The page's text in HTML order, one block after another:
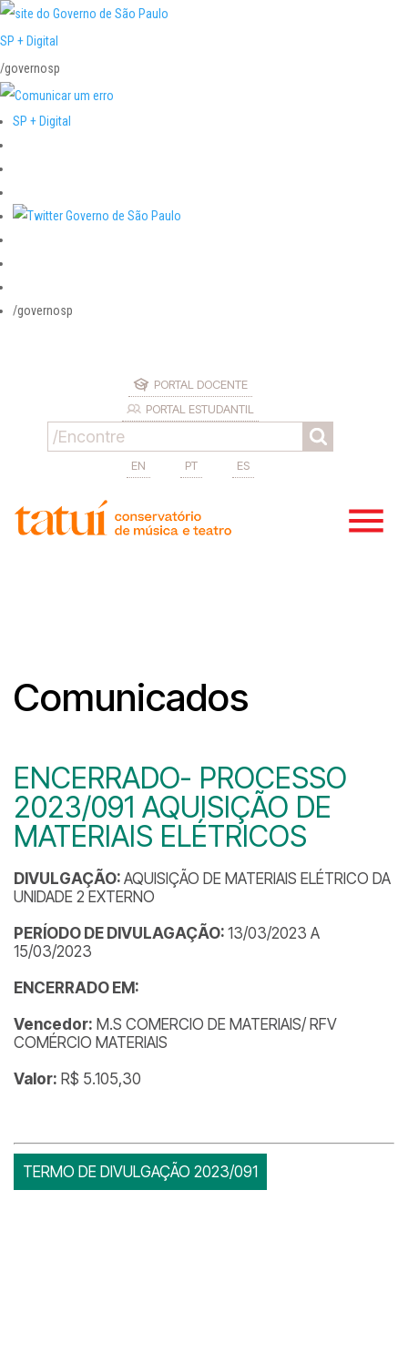
SP + Digital
/governosp
SP + Digital
/governosp
PORTAL DOCENTE
PORTAL ESTUDANTIL
EN PT ES
Comunicados
ENCERRADO- PROCESSO
2023/091 AQUISIÇÃO DE
MATERIAIS ELÉTRICOS
DIVULGAÇÃO: AQUISIÇÃO DE MATERIAIS ELÉTRICO DA
UNIDADE 2 EXTERNO
PERÍODO DE DIVULAGAÇÃO: 13/03/2023 A
15/03/2023
ENCERRADO EM:
Vencedor: M.S COMERCIO DE MATERIAIS/ RFV
COMÉRCIO MATERIAIS
Valor: R$ 5.105,30
TERMO DE DIVULGAÇÃO 2023/091